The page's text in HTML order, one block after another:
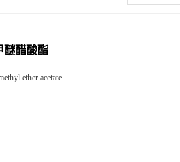
醚醋酸酯
ether acetate